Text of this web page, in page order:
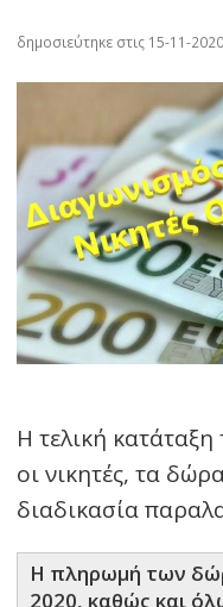
δημοσιεύτηκε στις 15-11-2020
Η τελική
οι νικητές, τα
διαδικασία
Η πληρωμή των
2020, καθώς και